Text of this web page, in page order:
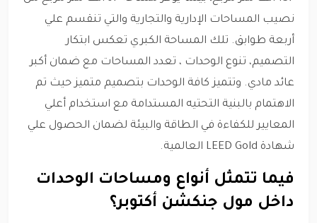
نصيب المساحات الإدارية والتجارية والتي تنقسم علي
أربعة طوابق. تلك المساحة الكبري تعكس ابتكار
التصميم، تنوع الوحدات ، تعدد المساحات مع ضمان أكبر
عائد مادي. وتتميز كافة الوحدات بتصميم متميز حيث تم
الاهتمام بالبنية التحتيه المستدامة مع استخدام أعلي
المعايير للكفاءة في الطاقة والبيئة لضمان الحصول علي
شهادة LEED Gold العالمية.
فيما تتمثل أنواع ومساحات الوحدات
داخل مول جنكشن أكتوبر؟